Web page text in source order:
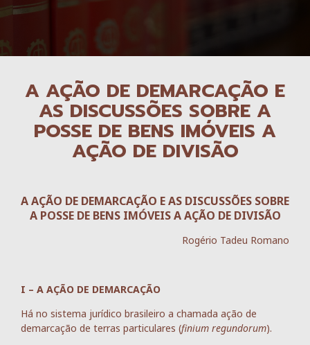
A AÇÃO DE DEMARCAÇÃO E
AS DISCUSSÕES SOBRE A
POSSE DE BENS IMÓVEIS A
AÇÃO DE DIVISÃO
A AÇÃO DE DEMARCAÇÃO E AS DISCUSSÕES SOBRE
A POSSE DE BENS IMÓVEIS A AÇÃO DE DIVISÃO
Rogério Tadeu Romano
I – A AÇÃO DE DEMARCAÇÃO
Há no sistema jurídico brasileiro a chamada ação de
demarcação de terras particulares (finium regundorum).